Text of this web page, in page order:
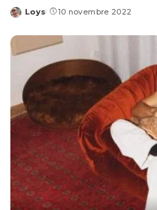
Posted
Loys 10 novembre 2022